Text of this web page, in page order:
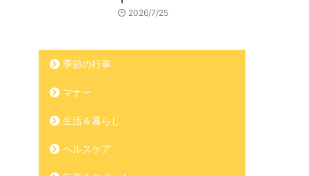
2026/7/25
季節の行事
マナー
生活＆暮らし
ヘルスケア